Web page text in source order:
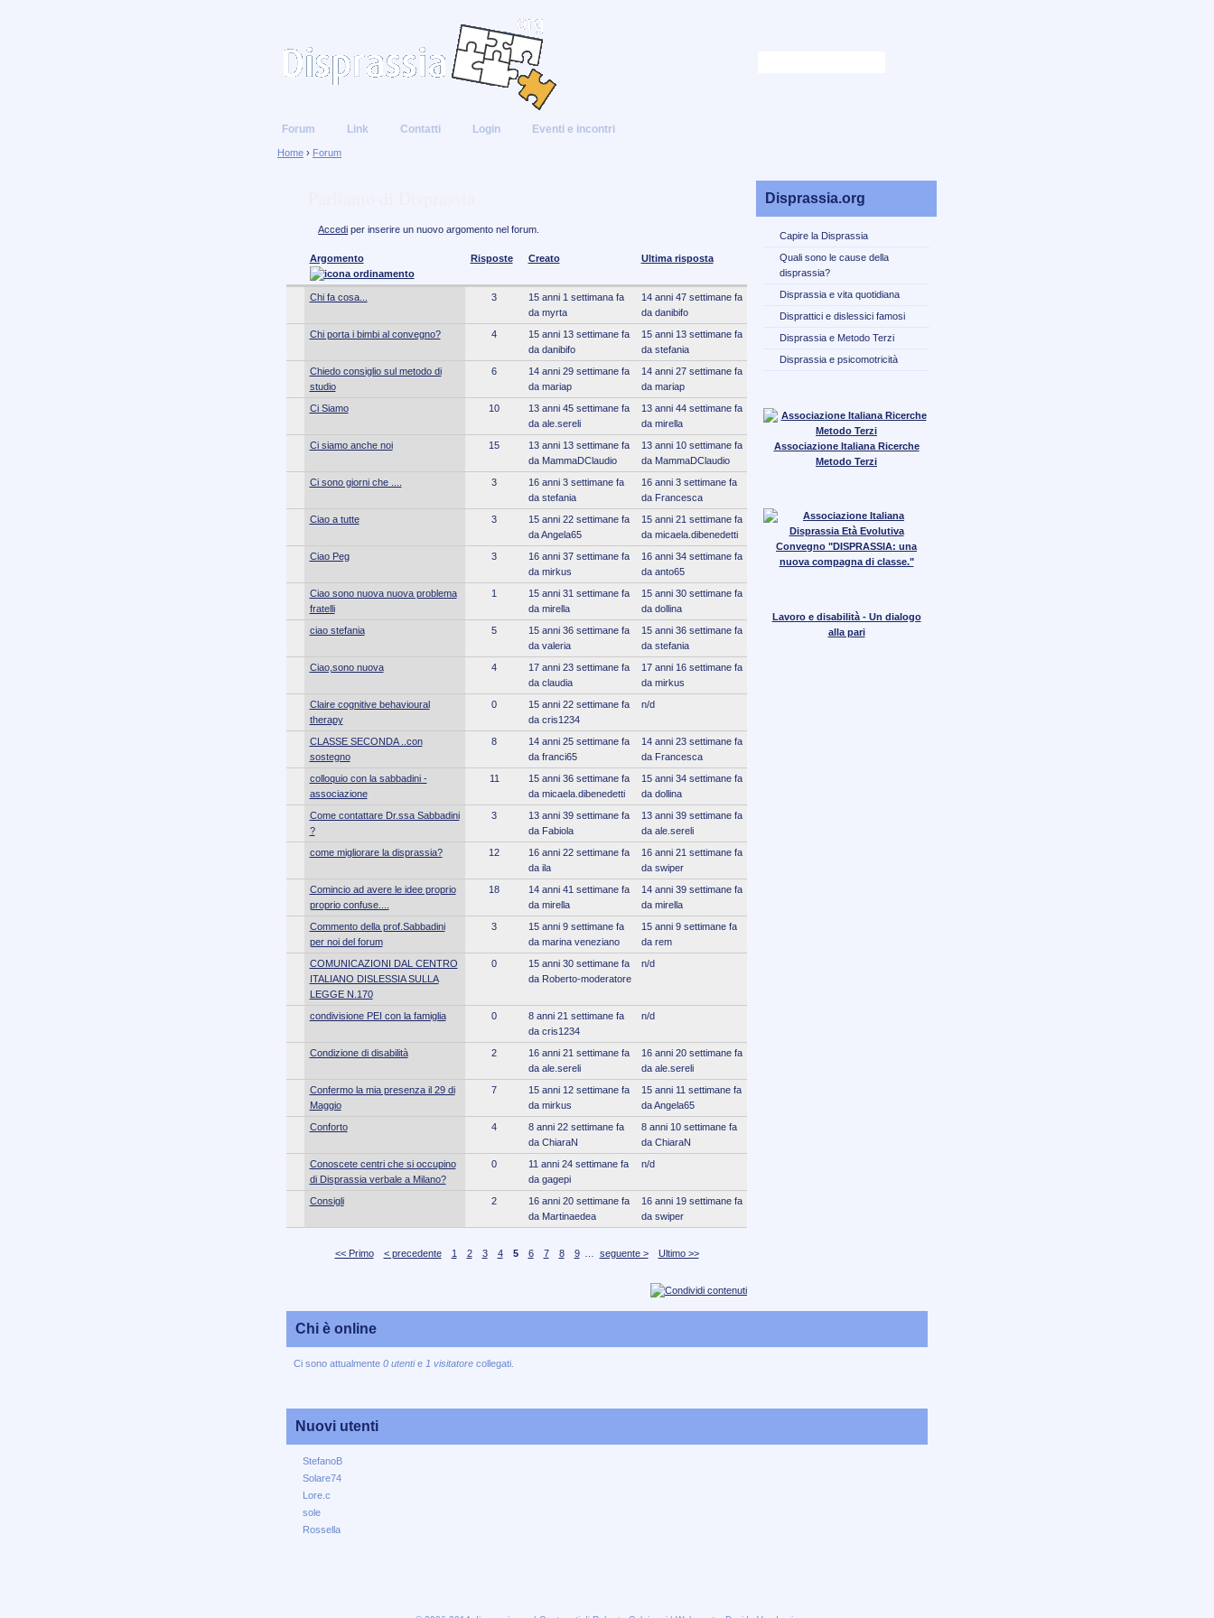
Forum Link Contatti Login Eventi e incontri
Home › Forum
Accedi per inserire un nuovo argomento nel forum.
Argomento Risposte Creato Ultima risposta
Chi fa cosa... 3
15 anni 1 settimana fa
da myrta
14 anni 47 settimane fa
da danibifo
Chi porta i bimbi al convegno?
4
15 anni 13 settimane fa
da danibifo
15 anni 13 settimane fa
da stefania
Chiedo consiglio sul metodo di
studio
6
14 anni 29 settimane fa
da mariap
14 anni 27 settimane fa
da mariap
Ci Siamo
10
13 anni 45 settimane fa
da ale.sereli
13 anni 44 settimane fa
da mirella
Ci siamo anche noi
15
13 anni 13 settimane fa
da MammaDClaudio
13 anni 10 settimane fa
da MammaDClaudio
Ci sono giorni che ....
3
16 anni 3 settimane fa
da stefania
16 anni 3 settimane fa
da Francesca
Ciao a tutte
3
15 anni 22 settimane fa
da Angela65
15 anni 21 settimane fa
da micaela.dibenedetti
Ciao Peg
3
16 anni 37 settimane fa
da mirkus
16 anni 34 settimane fa
da anto65
Ciao sono nuova nuova problema
fratelli
1
15 anni 31 settimane fa
da mirella
15 anni 30 settimane fa
da dollina
ciao stefania
5
15 anni 36 settimane fa
da valeria
15 anni 36 settimane fa
da stefania
Ciao,sono nuova
4
17 anni 23 settimane fa
da claudia
17 anni 16 settimane fa
da mirkus
Claire cognitive behavioural
therapy
0
15 anni 22 settimane fa
da cris1234
n/d
CLASSE SECONDA ..con
sostegno
8
14 anni 25 settimane fa
da franci65
14 anni 23 settimane fa
da Francesca
colloquio con la sabbadini -
associazione
11
15 anni 36 settimane fa
da micaela.dibenedetti
15 anni 34 settimane fa
da dollina
Come contattare Dr.ssa Sabbadini
?
3
13 anni 39 settimane fa
da Fabiola
13 anni 39 settimane fa
da ale.sereli
come migliorare la disprassia?
12
16 anni 22 settimane fa
da ila
16 anni 21 settimane fa
da swiper
Comincio ad avere le idee proprio
proprio confuse....
18
14 anni 41 settimane fa
da mirella
14 anni 39 settimane fa
da mirella
Commento della prof.Sabbadini
per noi del forum
3
15 anni 9 settimane fa
da marina veneziano
15 anni 9 settimane fa
da rem
COMUNICAZIONI DAL CENTRO
ITALIANO DISLESSIA SULLA
LEGGE N.170
0
15 anni 30 settimane fa
da Roberto-moderatore
n/d
condivisione PEI con la famiglia 0
8 anni 21 settimane fa
da cris1234
n/d
Condizione di disabilità 2
16 anni 21 settimane fa
da ale.sereli
16 anni 20 settimane fa
da ale.sereli
Confermo la mia presenza il 29 di
Maggio
7
15 anni 12 settimane fa
da mirkus
15 anni 11 settimane fa
da Angela65
Conforto
4
8 anni 22 settimane fa
da ChiaraN
8 anni 10 settimane fa
da ChiaraN
Conoscete centri che si occupino
di Disprassia verbale a Milano?
0
11 anni 24 settimane fa
da gagepi
n/d
Consigli 2
16 anni 20 settimane fa
da Martinaedea
16 anni 19 settimane fa
da swiper
<< Primo < precedente 1 2 3 4 5 6 7 8 9 seguente > Ultimo >>
Disprassia.org
Capire la Disprassia
Quali sono le cause della
disprassia?
Disprassia e vita quotidiana
Disprattici e dislessici famosi
Disprassia e Metodo Terzi
Disprassia e psicomotricità
Associazione Italiana Ricerche
Metodo Terzi
Convegno "DISPRASSIA: una
nuova compagna di classe."
Lavoro e disabilità - Un dialogo
alla pari
Chi è online
Ci sono attualmente 0 utentie 1 visitatore collegati.
Nuovi utenti
StefanoB
Solare74
Lore.c
sole
Rossella